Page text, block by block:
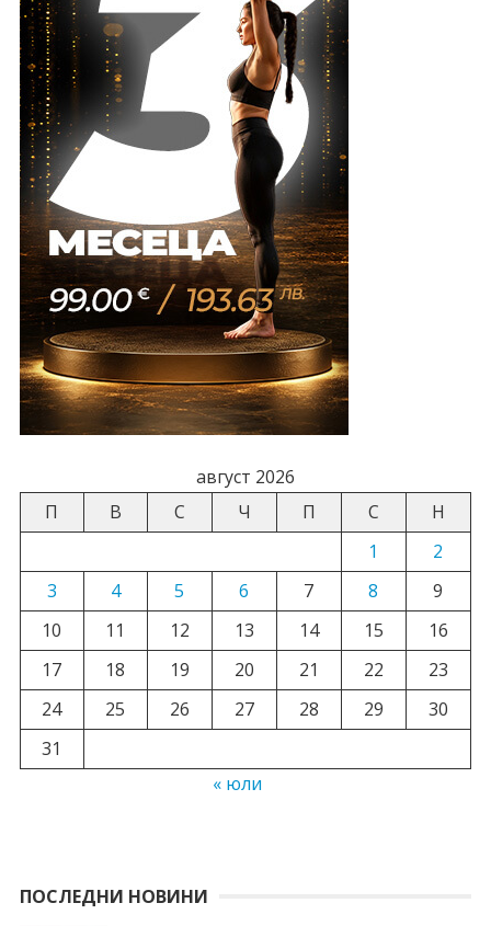
август 2026
П
В С Ч П С
Н
1
2
3
4 5 6 7 8
9
10
11 12 13 14 15
16
17
18 19 20 21 22
23
24
25 26 27 28 29
30
31
« юли
ПОСЛЕДНИ НОВИНИ